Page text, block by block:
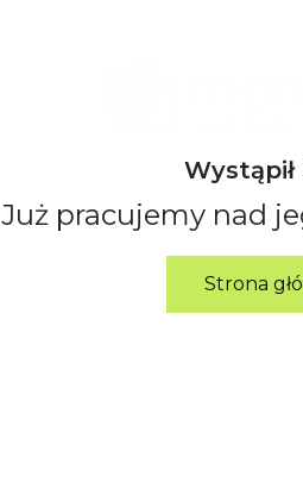
Wystąpił
Już pracujemy nad
Strona